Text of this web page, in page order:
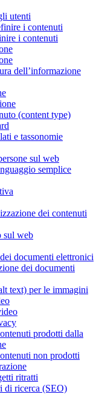
utenti
i contenuti
i contenuti
dell’informazione
(content type)
e tassonomie
sul web
semplice
dei contenuti
sul web
documenti elettronici
dei documenti
text) per le immagini
prodotti dalla
non prodotti
ritratti
di ricerca (SEO)